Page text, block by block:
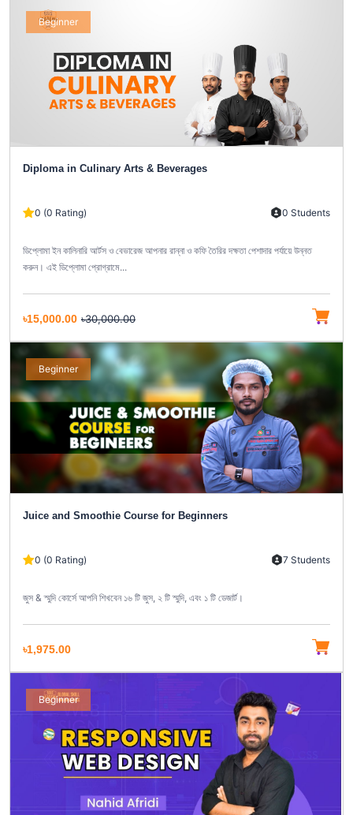
Beginner
Diploma in Culinary Arts & Beverages
0 (0 Rating) 0 Students
ডিপ্লোমা ইন কালিনারি আর্টস ও বেভারেজ আপনার রান্না ও কফি তৈরির দক্ষতা পেশাদার পর্যায়ে উন্নত
করুন। এই ডিপ্লোমা প্রোগ্রামে...
৳15,000.00 ৳30,000.00
Beginner
Juice and Smoothie Course for Beginners
0 (0 Rating) 7 Students
জুস & স্মুদি কোর্সে আপনি শিখবেন ১৬ টি জুস, ২ টি স্মুদি, এবং ১ টি ডেজার্ট।
৳1,975.00
Beginner